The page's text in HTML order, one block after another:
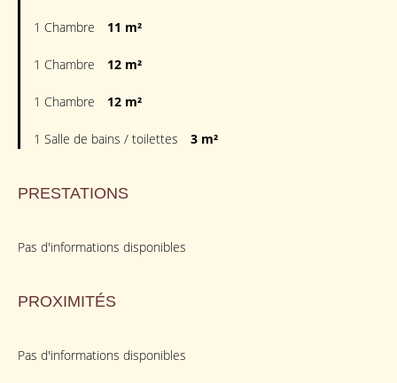
1 Chambre 11 m²
1 Chambre 12 m²
1 Chambre 12 m²
1 Salle de bains / toilettes 3 m²
PRESTATIONS
Pas d'informations disponibles
PROXIMITÉS
Pas d'informations disponibles